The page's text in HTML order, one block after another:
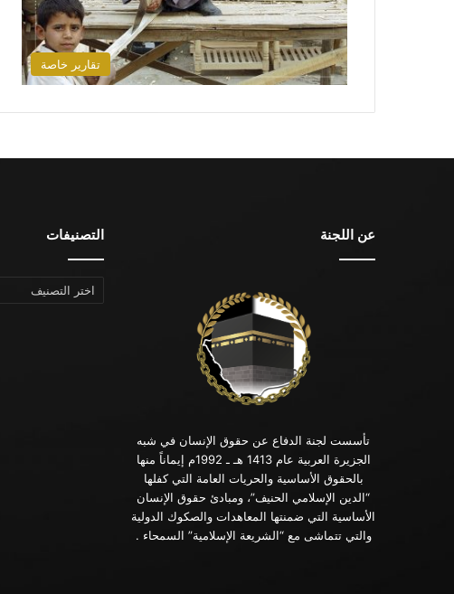
تقارير خاصة
عن اللجنة
تأسست لجنة الدفاع عن حقوق الإنسان في شبه
الجزيرة العربية عام 1413 هـ ـ 1992م إيماناً منها
بالحقوق الأساسية والحريات العامة التي كفلها
“الدين الإسلامي الحنيف”، ومبادئ حقوق الإنسان
الأساسية التي ضمنتها المعاهدات والصكوك الدولية
والتي تتماشى مع “الشريعة الإسلامية” السمحاء .
التصنيفات
التصنيفات